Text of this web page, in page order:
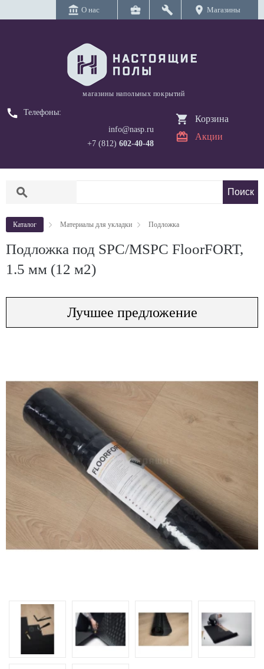
account_balance О нас business_center build location_on Магазины
магазины напольных покрытий
call
Телефоны:
info@nasp.ru
+7 (812) 602-40-48
Корзина
Акции
search
Каталог Материалы для укладки Подложка
Подложка под SPC/MSPC FloorFORT,
1.5 мм (12 м2)
Лучшее предложение